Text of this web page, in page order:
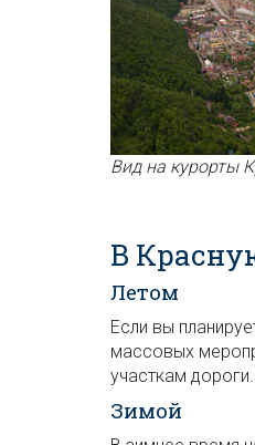
Вид на курорты
В
Летом
Если вы
массовых
участкам
Зимой